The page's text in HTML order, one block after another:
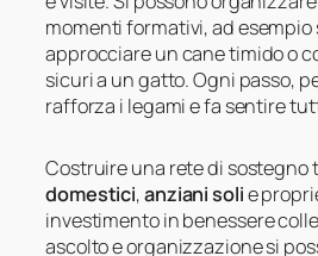
momenti formativi, ad esempio
approcciare un cane timido o
sicuri a un gatto. Ogni passo,
rafforza i legami e fa sentire
Costruire una rete di sostegno
domestici,anziani solie
investimento in benessere
ascolto e organizzazione si